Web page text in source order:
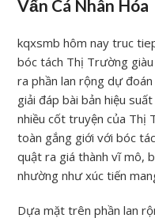
Vấn Cá Nhân Hóa
kqxsmb hôm nay truc
bóc tách Thị Trường
ra phần lan rộng dự
giải đáp bài bản hiệu
nhiều cốt truyện của Thị
toàn gắng giới với bóc
quật ra giá thành vĩ mô,
nhường như xúc tiến
Dựa mặt trên phần lan